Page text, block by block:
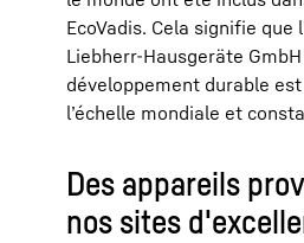
EcoVadis. Cela signifie que
Liebherr-Hausgeräte
développement durable
l’échelle mondiale et
Des appareils
nos sites